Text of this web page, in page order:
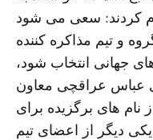
کردند: سعی می شود
و تیم مذاکره کننده
جهانی انتخاب شود،
عباس عراقچی معاون
نام های برگزیده برای
دیگر از اعضای تیم